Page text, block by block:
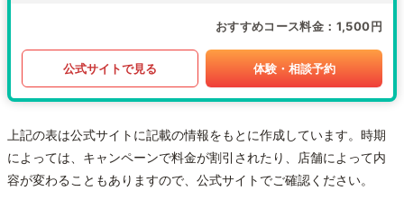
おすすめコース料金 1,500円
公式サイトで見る 体験・相談予約
上記の表は公式サイトに記載の情報をもとに作成しています。時期
によっては、キャンペーンで料金が割引されたり、店舗によって内
容が変わることもありますので、公式サイトでご確認ください。